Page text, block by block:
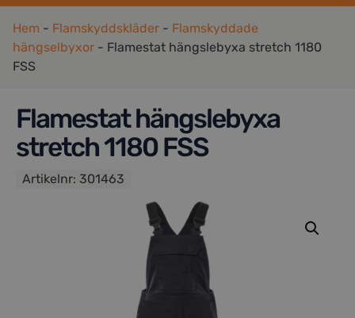
Hem - Flamskyddskläder - Flamskyddade
hängselbyxor - Flamestat hängslebyxa stretch 1180
FSS
Flamestat hängslebyxa
stretch 1180 FSS
Artikelnr: 301463